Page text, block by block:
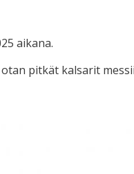
aikana.
pitkät kalsarit